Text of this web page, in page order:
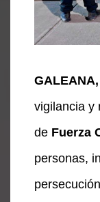
vigilancia y
de Fuerza
personas,